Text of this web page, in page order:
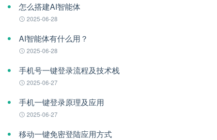
怎么搭建AI智能体
2025-06-28
AI智能体有什么用？
2025-06-28
手机号一键登录流程及技术栈
2025-06-27
手机一键登录原理及应用
2025-06-27
移动一键免密登陆应用方式